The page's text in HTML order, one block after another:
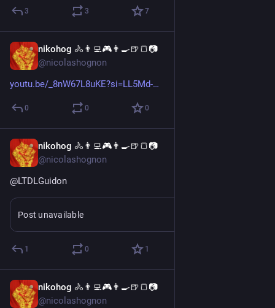
3 3 7
nikohog 🚴👨‍💻🎮👨‍🍳🍺🍞📷
@nicolashognon
youtu.be/_8nW67L8uKE?si=LL5Md-
0 0 0
nikohog 🚴👨‍💻🎮👨‍🍳🍺🍞📷
@nicolashognon
@LTDLGuidon
Post unavailable
1 0 1
nikohog 🚴👨‍💻🎮👨‍🍳🍺🍞📷
@nicolashognon